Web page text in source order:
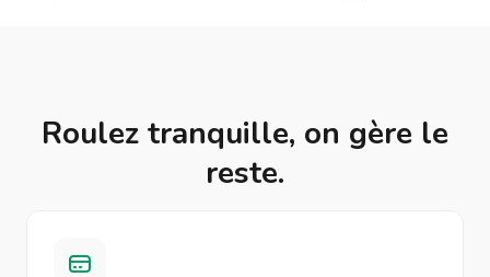
Roulez tranquille, on gère le
reste.